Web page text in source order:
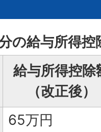
の給与所得控
給与所得控除
（改正後）
65万円